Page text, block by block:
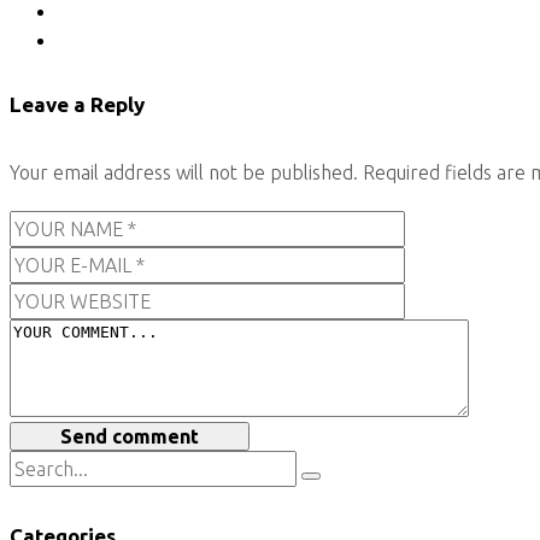
Leave a Reply
Your email address will not be published. Required fields are
Send comment